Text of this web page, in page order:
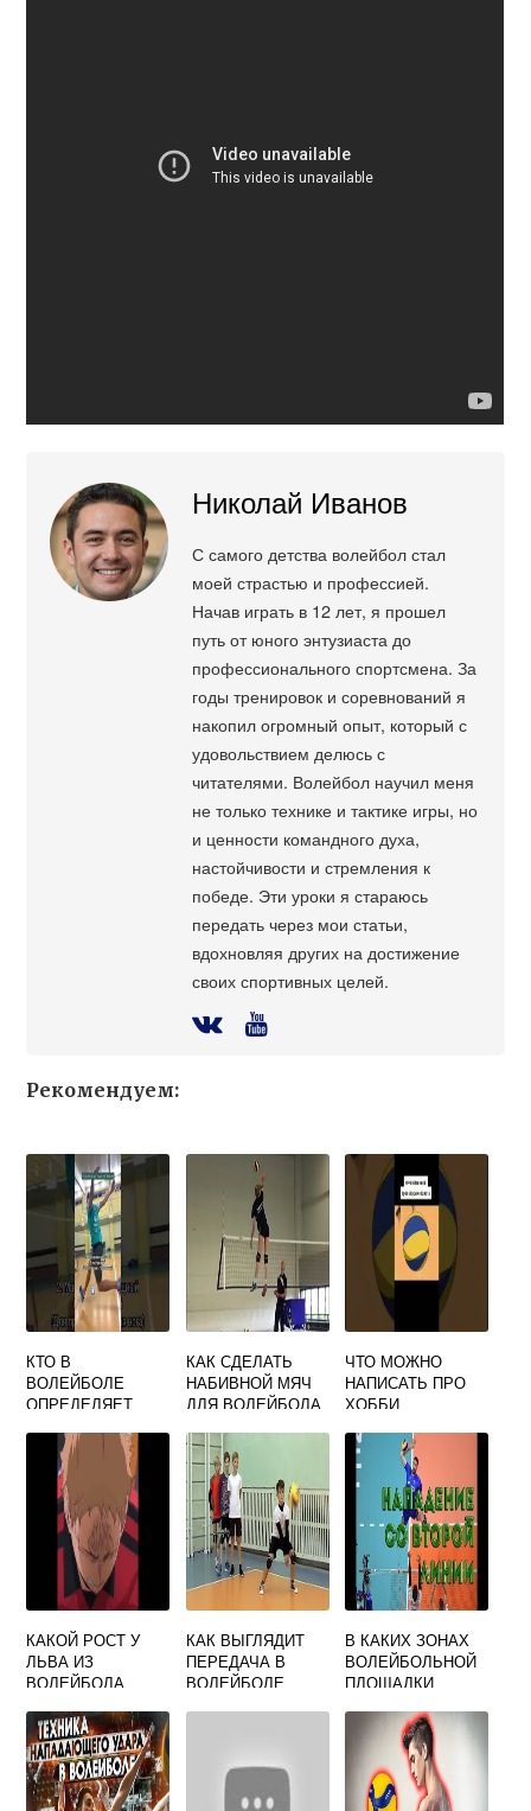
Николай Иванов
С самого детства волейбол стал
моей страстью и профессией.
Начав играть в 12 лет, я прошел
путь от юного энтузиаста до
профессионального спортсмена. За
годы тренировок и соревнований я
накопил огромный опыт, который с
удовольствием делюсь с
читателями. Волейбол научил меня
не только технике и тактике игры, но
и ценности командного духа,
настойчивости и стремления к
победе. Эти уроки я стараюсь
передать через мои статьи,
вдохновляя других на достижение
своих спортивных целей.
Рекомендуем:
КТО В
ВОЛЕЙБОЛЕ
ОПРЕДЕЛЯЕТ
ВАРИАНТЫ АТАКИ
КАК СДЕЛАТЬ
НАБИВНОЙ МЯЧ
ДЛЯ ВОЛЕЙБОЛА
ЧТО МОЖНО
НАПИСАТЬ ПРО
ХОББИ
КАКОЙ РОСТ У
ЛЬВА ИЗ
ВОЛЕЙБОЛА
КАК ВЫГЛЯДИТ
ПЕРЕДАЧА В
ВОЛЕЙБОЛЕ
В КАКИХ ЗОНАХ
ВОЛЕЙБОЛЬНОЙ
ПЛОЩАДКИ
ИГРОКИ
НАПАДАЮЩЕЙ
ЛИНИИ